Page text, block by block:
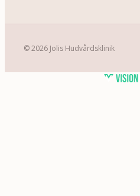
© 2026 Jolis Hudvårdsklinik